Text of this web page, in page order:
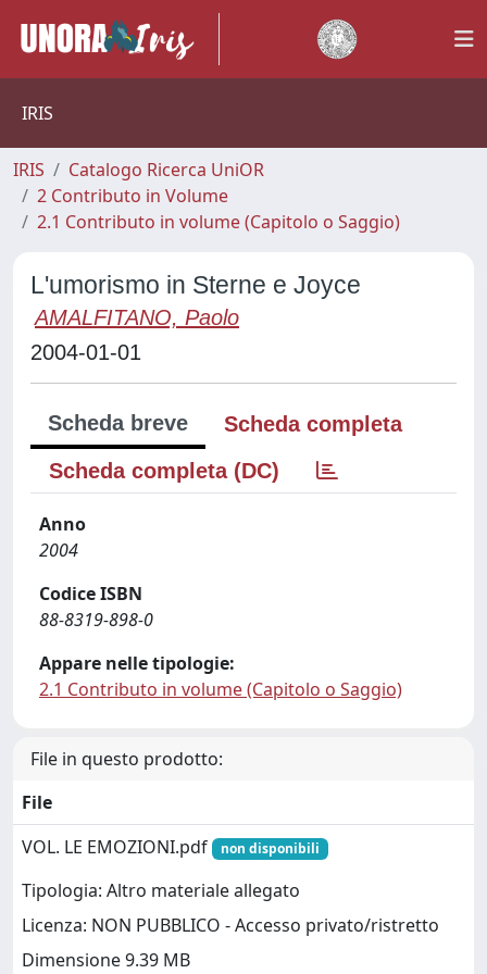
IRIS
IRIS
Catalogo Ricerca UniOR
2 Contributo in Volume
2.1 Contributo in volume (Capitolo o Saggio)
L'umorismo in Sterne e Joyce
AMALFITANO, Paolo
2004-01-01
Scheda breve
Scheda completa
Scheda completa (DC)
Anno
2004
Codice ISBN
88-8319-898-0
Appare nelle tipologie:
2.1 Contributo in volume (Capitolo o Saggio)
File in questo prodotto:
File
VOL. LE EMOZIONI.pdf
non disponibili
Tipologia: Altro materiale allegato
Licenza: NON PUBBLICO - Accesso privato/ristretto
Dimensione 9.39 MB